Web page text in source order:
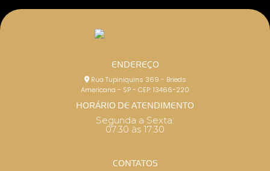
ENDEREÇO
Rua Tupiniquins 369 - Brieds
Americana - SP - CEP: 13466-220
HORÁRIO DE ATENDIMENTO
Segunda a Sexta:
07:30 às 17:30
CONTATOS